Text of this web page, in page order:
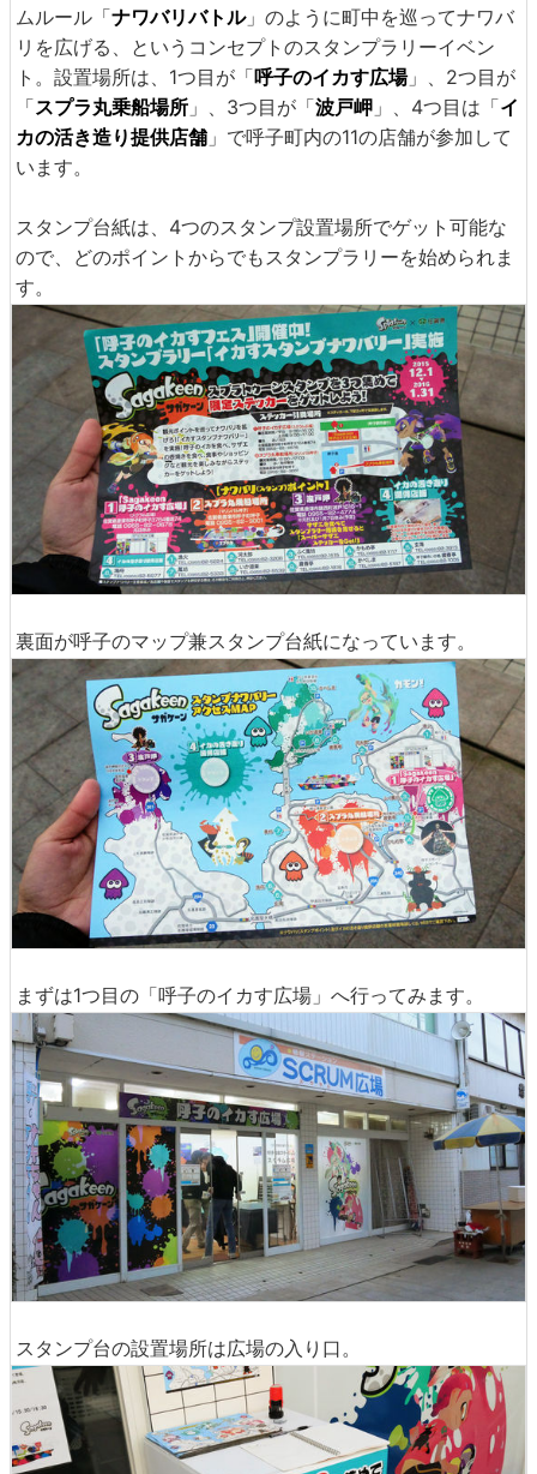
ムルール「ナワバリバトル」のように町中を巡ってナワバ
リを広げる、というコンセプトのスタンプラリーイベン
ト。設置場所は、1つ目が「呼子のイカす広場」、2つ目が
「スプラ丸乗船場所 」、3つ目が「波戸岬 」、4つ目は「イ
カの活き造り提供店舗 」で呼子町内の11の店舗が参加して
います。
スタンプ台紙は、4つのスタンプ設置場所でゲット可能な
ので、どのポイントからでもスタンプラリーを始められま
す。
裏面が呼子のマップ兼スタンプ台紙になっています。
まずは1つ目の「呼子のイカす広場」へ行ってみます。
スタンプ台の設置場所は広場の入り口。